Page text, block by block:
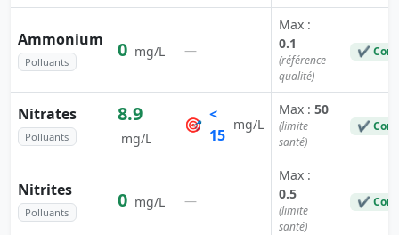
Ammonium
Polluants
0 mg/L —
Max :
0.1
(référence
qualité)
✔
Nitrates
Polluants
8.9
mg/L
🎯
<
15
mg/L
Max : 50
(limite
santé)
✔
Nitrites
Polluants
0 mg/L —
Max :
0.5
(limite
santé)
✔